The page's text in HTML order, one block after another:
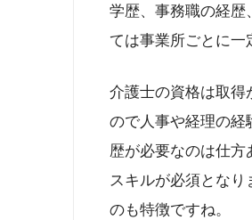
学歴、事務職の経歴
ては事業所ごとに一
介護士の資格は取得
ので人事や経理の経
歴が必要なのは仕
スキルが必須となり
のも特徴ですね。